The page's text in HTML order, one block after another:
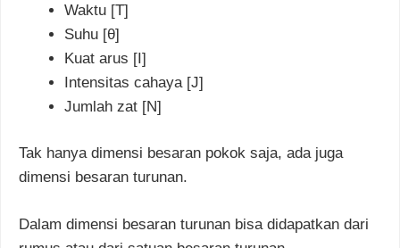
Waktu [T]
Suhu [θ]
Kuat arus [I]
Intensitas cahaya [J]
Jumlah zat [N]
Tak hanya dimensi besaran pokok saja, ada juga
dimensi besaran turunan.
Dalam dimensi besaran turunan bisa didapatkan dari